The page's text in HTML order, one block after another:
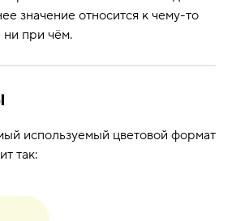
значение относится к чему-то
при чём.
используемый цветовой формат
так: